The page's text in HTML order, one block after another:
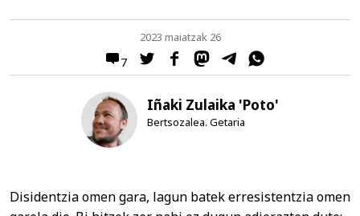
7
2023 maiatzak 26
Iñaki Zulaika 'Poto'
Bertsozalea. Getaria
Disidentzia omen gara, lagun batek erresistentzia omen